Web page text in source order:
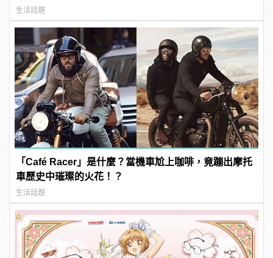
生活話題
「Café Racer」是什麼？當機車尬上咖啡，竟蹦出摩托
車歷史中璀璨的火花！？
生活話題